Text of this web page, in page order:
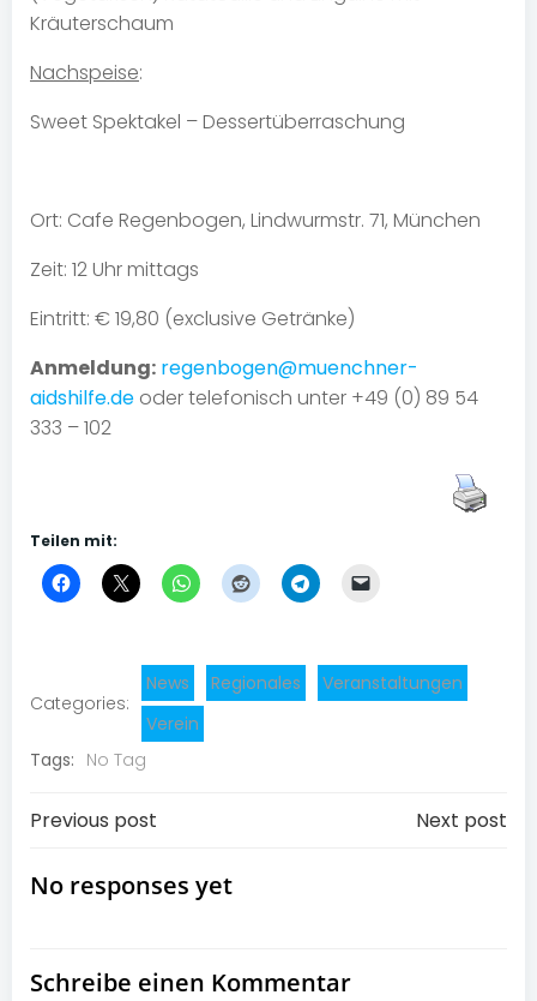
Kräuterschaum
Nachspeise:
Sweet Spektakel – Dessertüberraschung
Ort: Cafe Regenbogen, Lindwurmstr. 71, München
Zeit: 12 Uhr mittags
Eintritt: € 19,80 (exclusive Getränke)
Anmeldung: regenbogen@muenchner-
aidshilfe.de oder telefonisch unter +49 (0) 89 54
333 – 102
Teilen mit:
Categories:
News Regionales
Veranstaltungen
Verein
Tags: No Tag
Post
navigation
Previous post Next post
No responses yet
Schreibe einen Kommentar